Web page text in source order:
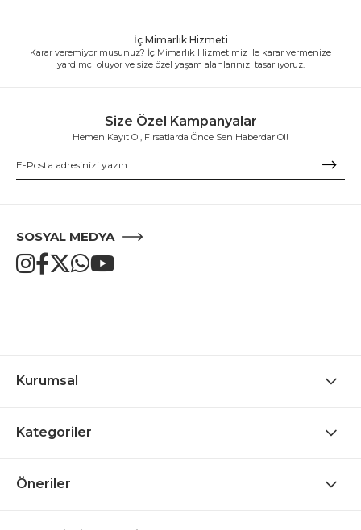
İç Mimarlık Hizmeti
Karar veremiyor musunuz? İç Mimarlık Hizmetimiz ile karar vermenize
yardımcı oluyor ve size özel yaşam alanlarınızı tasarlıyoruz.
Size Özel Kampanyalar
Hemen Kayıt Ol, Fırsatlarda Önce Sen Haberdar Ol!
SOSYAL MEDYA
Kurumsal
Kategoriler
Öneriler